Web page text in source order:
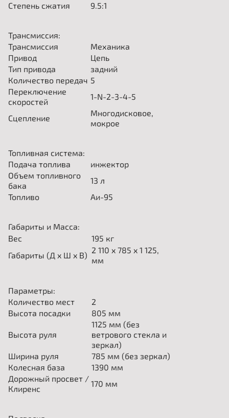
Степень сжатия
9.5:1
Трансмиссия:
Трансмиссия
Механика
Привод
Цепь
Тип привода
задний
Количество передач 5
Переключение
скоростей
1-N-2-3-4-5
Сцепление
Многодисковое,
мокрое
Топливная система:
Подача топлива
инжектор
Объем топливного
бака
13 л
Топливо
Аи-95
Габариты и Масса:
Вес
195 кг
Габариты (Д x Ш x В)
2 110 x 785 x 1 125,
мм
Параметры:
Количество мест
2
Высота посадки
805 мм
Высота руля
1125 мм (без
ветрового стекла и
зеркал)
Ширина руля
785 мм (без зеркал)
Колесная база
1390 мм
Дорожный просвет /
Клиренс
170 мм